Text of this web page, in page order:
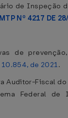
de Inspeção
Nº 4217 DE
de
de 2021.
Auditor-Fiscal
Federal de